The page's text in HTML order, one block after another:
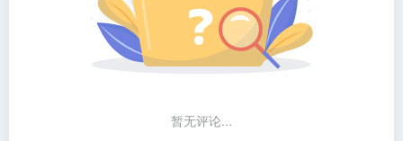
暂无评论...